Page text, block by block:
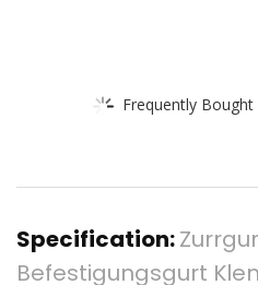
Frequently
Specification:
Befestigungsgurt